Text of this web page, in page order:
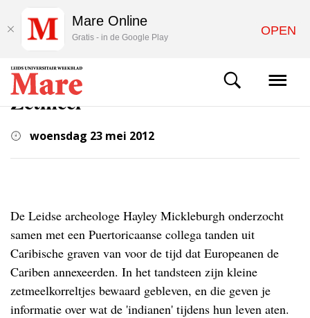
WETENSCHAP
Zetmeel
woensdag 23 mei 2012
De Leidse archeologe Hayley Mickleburgh onderzocht
samen met een Puertoricaanse collega tanden uit
Caribische graven van voor de tijd dat Europeanen de
Cariben annexeerden. In het tandsteen zijn kleine
zetmeelkorreltjes bewaard gebleven, en die geven je
informatie over wat de 'indianen' tijdens hun leven aten.
Mare Online
Gratis - in de Google Play OPEN